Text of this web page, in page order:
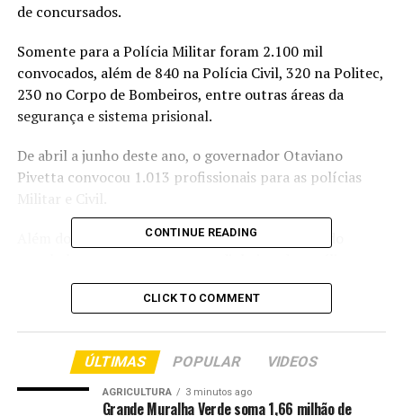
de concursados.
Somente para a Polícia Militar foram 2.100 mil
convocados, além de 840 na Polícia Civil, 320 na Politec,
230 no Corpo de Bombeiros, entre outras áreas da
segurança e sistema prisional.
De abril a junho deste ano, o governador Otaviano
Pivetta convocou 1.013 profissionais para as polícias
Além do aumento do efetivo, o Governo do Estado
fardamento aos policiais, o que não acontecia até 2016.
Este ano, por exemplo, serão pagos R$ 19,1 milhões em
base do benefício, em cota única, R$ 2.272,84.
Valorização
CONTINUE READING
CLICK TO COMMENT
ÚLTIMAS POPULAR VIDEOS
AGRICULTURA 3 minutos ago
Grande Muralha Verde soma 1,66 milhão de